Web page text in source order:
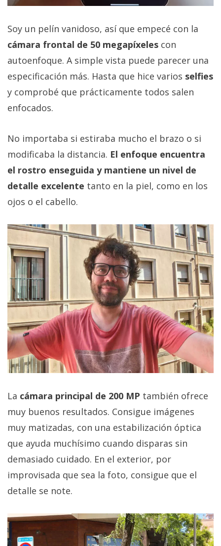
Soy un pelín vanidoso, así que empecé con la
cámara frontal de 50 megapíxeles con
autoenfoque. A simple vista puede parecer una
especificación más. Hasta que hice varios selfies
y comprobé que prácticamente todos salen
enfocados.
No importaba si estiraba mucho el brazo o si
modificaba la distancia. El enfoque encuentra
el rostro enseguida y mantiene un nivel de
detalle excelente tanto en la piel, como en los
ojos o el cabello.
La cámara principal de 200 MP también ofrece
muy buenos resultados. Consigue imágenes
muy matizadas, con una estabilización óptica
que ayuda muchísimo cuando disparas sin
demasiado cuidado. En el exterior, por
improvisada que sea la foto, consigue que el
detalle se note.